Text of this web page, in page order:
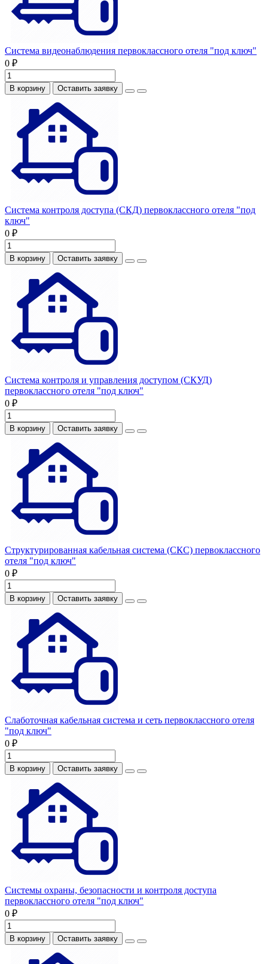
Система видеонаблюдения первоклассного отеля "под ключ"
0 ₽
В корзину Оставить заявку
Система контроля доступа (СКД) первоклассного отеля "под
ключ"
0 ₽
В корзину Оставить заявку
Система контроля и управления доступом (СКУД)
первоклассного отеля "под ключ"
0 ₽
В корзину Оставить заявку
Структурированная кабельная система (СКС) первоклассного
отеля "под ключ"
0 ₽
В корзину Оставить заявку
Слаботочная кабельная система и сеть первоклассного отеля
"под ключ"
0 ₽
В корзину Оставить заявку
Системы охраны, безопасности и контроля доступа
первоклассного отеля "под ключ"
0 ₽
В корзину Оставить заявку